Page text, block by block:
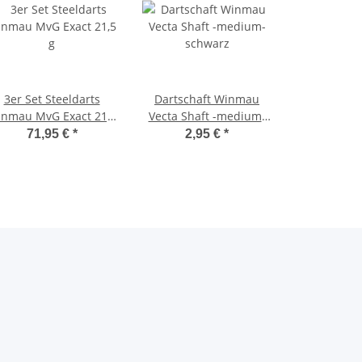
3er Set Steeldarts
MvG Exact 21,5
g
71,95 € *
Dartschaft Winmau
Vecta Shaft -medium-
schwarz
2,95 € *